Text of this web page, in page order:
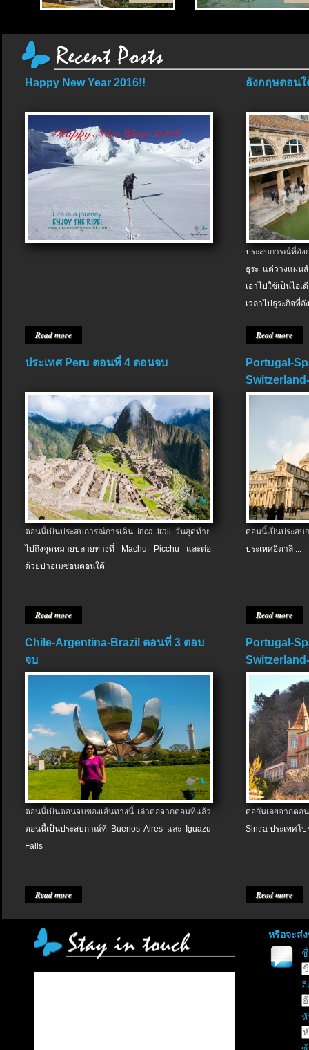
Happy New Year 2016!!
Read more
อังกฤษตอนใ
ประสบการณ์ที่อัง
ธุระ แต่วางแผน
เอาไปใช้เป็นไอ
เวลาไปธุระกิจที่อั
Read more
ประเทศ Peru ตอนที่ 4 ตอนจบ
ตอนนี้เป็นประสบการณ์การเดิน Inca trail วันสุดท้าย
ไปถึงจุดหมายปลายทางที่ Machu Picchu และต่อ
ด้วยป่าอเมซอนตอนใต้
Read more
Portugal-
ตอนนี้เป็นประส
ประเทศอิตาลี ...
Read more
Chile-Argentina-Brazil ตอนที่ 3 ตอบ
จบ
ตอนนี้เป็นตอนจบของเส้นทางนี้ เล่าต่อจากตอนที่แล้ว
ตอนนี้เป็นประสบกาณ์ที่ Buenos Aires และ Iguazu
Falls
Read more
Portugal-
ต่อกันเลยจากต
Sintra ประเทศโป
Read more
หรือจะส่
อี
หั